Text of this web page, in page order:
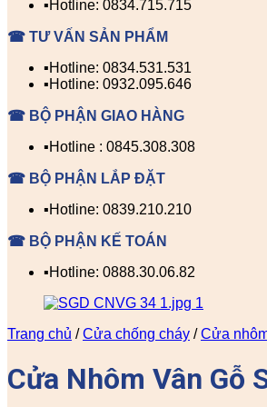
▪️Hotline: 0834.715.715
☎ TƯ VẤN SẢN PHẨM
▪️Hotline: 0834.531.531
▪️Hotline: 0932.095.646
☎ BỘ PHẬN GIAO HÀNG
▪️Hotline : 0845.308.308
☎ BỘ PHẬN LẮP ĐẶT
▪️Hotline: 0839.210.210
☎ BỘ PHẬN KẾ TOÁN
▪️Hotline: 0888.30.06.82
Trang chủ / Cửa chống cháy / Cửa
Cửa Nhôm Vân Gỗ